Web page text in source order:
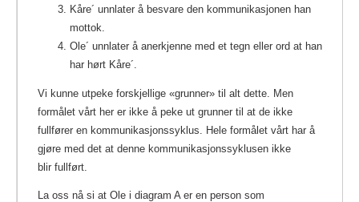
Kåre´ unnlater å besvare den kommunikasjonen han
mottok.
Ole´ unnlater å anerkjenne med et tegn eller ord at han
har hørt Kåre´.
Vi kunne utpeke forskjellige «grunner» til alt dette. Men
formålet vårt her er ikke å peke ut grunner til at de ikke
fullfører en kommunikasjonssyklus. Hele formålet vårt har å
gjøre med det at denne kommunikasjonssyklusen ikke
blir fullført.
La oss nå si at Ole i diagram A er en person som